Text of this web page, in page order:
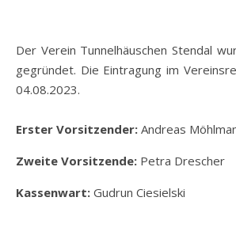
Der Verein Tunnelhäuschen Stendal
gegründet. Die Eintragung im
04.08.2023.
Erster Vorsitzender: Andreas
Zweite Vorsitzende: Petra Drescher
Kassenwart: Gudrun Ciesielski